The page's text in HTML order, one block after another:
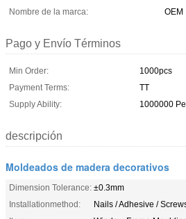
Nombre de la marca: OEM
Pago y Envío Términos
Min Order:
1000pcs
Payment Terms:
TT
Supply Ability:
1000000
descripción
Moldeados de madera decorativos
Dimension Tolerance: ±0.3mm
Installationmethod:
Nails / Adhesive /